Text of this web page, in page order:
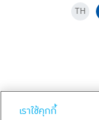
TH
เราใช้คุกกี้